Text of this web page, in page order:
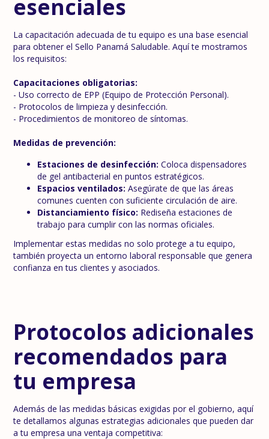
esenciales
La capacitación adecuada de tu equipo es una base esencial
para obtener el Sello Panamá Saludable. Aquí te mostramos
los requisitos:
Capacitaciones obligatorias:
- Uso correcto de EPP (Equipo de Protección Personal).
- Protocolos de limpieza y desinfección.
- Procedimientos de monitoreo de síntomas.
Medidas de prevención:
Estaciones de desinfección: Coloca dispensadores
de gel antibacterial en puntos estratégicos.
Espacios ventilados: Asegúrate de que las áreas
comunes cuenten con suficiente circulación de aire.
Distanciamiento físico: Rediseña estaciones de
trabajo para cumplir con las normas oficiales.
Implementar estas medidas no solo protege a tu equipo,
también proyecta un entorno laboral responsable que genera
confianza en tus clientes y asociados.
Protocolos adicionales
recomendados para
tu empresa
Además de las medidas básicas exigidas por el gobierno, aquí
te detallamos algunas estrategias adicionales que pueden dar
a tu empresa una ventaja competitiva: